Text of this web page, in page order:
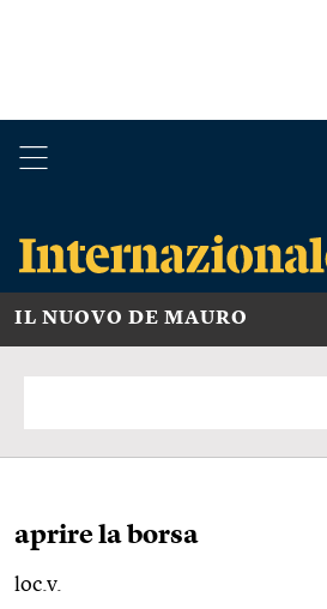
IL NUOVO DE MAURO
aprire la borsa
loc.v.